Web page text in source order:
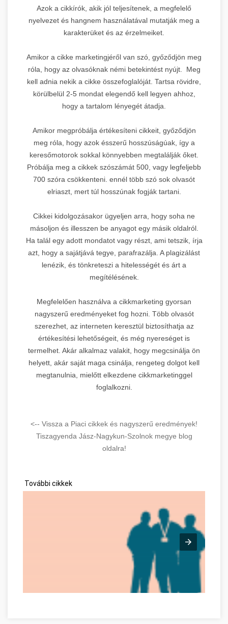
Azok a cikkírók, akik jól teljesítenek, a megfelelő
nyelvezet és hangnem használatával mutatják meg a
karakterüket és az érzelmeiket.
Amikor a cikke marketingjéről van szó, győződjön meg
róla, hogy az olvasóknak némi betekintést nyújt. Meg
kell adnia nekik a cikke összefoglalóját. Tartsa rövidre,
körülbelül 2-5 mondat elegendő kell legyen ahhoz,
hogy a tartalom lényegét átadja.
Amikor megpróbálja értékesíteni cikkeit, győződjön
meg róla, hogy azok ésszerű hosszúságúak, így a
keresőmotorok sokkal könnyebben megtalálják őket.
Próbálja meg a cikkek szószámát 500, vagy legfeljebb
700 szóra csökkenteni. ennél több szó sok olvasót
elriaszt, mert túl hosszúnak fogják tartani.
Cikkei kidolgozásakor ügyeljen arra, hogy soha ne
másoljon és illesszen be anyagot egy másik oldalról.
Ha talál egy adott mondatot vagy részt, ami tetszik, írja
azt, hogy a sajátjává tegye, parafrazálja. A plagizálást
lenézik, és tönkreteszi a hitelességét és árt a
megítélésének.
Megfelelően használva a cikkmarketing gyorsan
nagyszerű eredményeket fog hozni. Több olvasót
szerezhet, az interneten keresztül biztosíthatja az
értékesítési lehetőségeit, és még nyereséget is
termelhet. Akár alkalmaz valakit, hogy megcsinálja ön
helyett, akár saját maga csinálja, rengeteg dolgot kell
megtanulnia, mielőtt elkezdene cikkmarketinggel
foglalkozni.
<-- Vissza a Piaci cikkek és nagyszerű eredmények!
Tiszagyenda Jász-Nagykun-Szolnok megye blog
oldalra!
További cikkek